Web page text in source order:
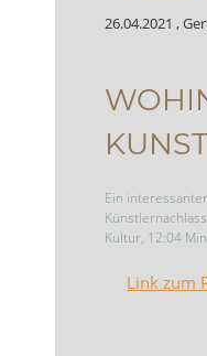
26.04.2021 ,
Ein
Kultur, 12:04
Link zum